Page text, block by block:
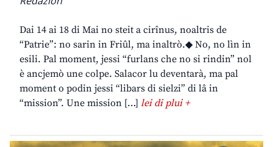
Dai 14 ai 18 di Mai no steit a cirînus, noaltris de
“Patrie”: no sarin in Friûl, ma inaltrò.◆ No, no lìn in
esili. Pal moment, jessi “furlans che no si rindin” nol
è ancjemò une colpe. Salacor lu deventarà, ma pal
moment o podin jessi “libars di sielzi” di lâ in
“mission”. Une mission […] lei di plui +